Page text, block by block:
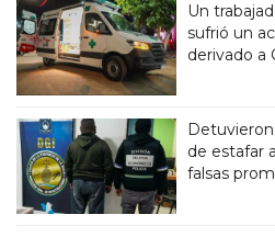
Un
sufrió un
derivado a
de estafar
falsas